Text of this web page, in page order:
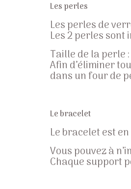
Les perles
Les perles de
Les 2 perles
Taille de la perle
Afin d’éliminer
dans un four de
Le bracelet
Le bracelet est
Vous pouvez à
Chaque support